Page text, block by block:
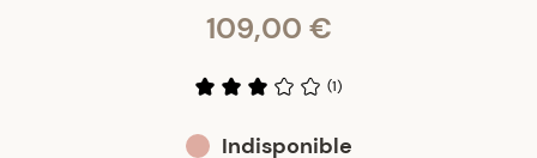
109,00 €
(1)
Indisponible